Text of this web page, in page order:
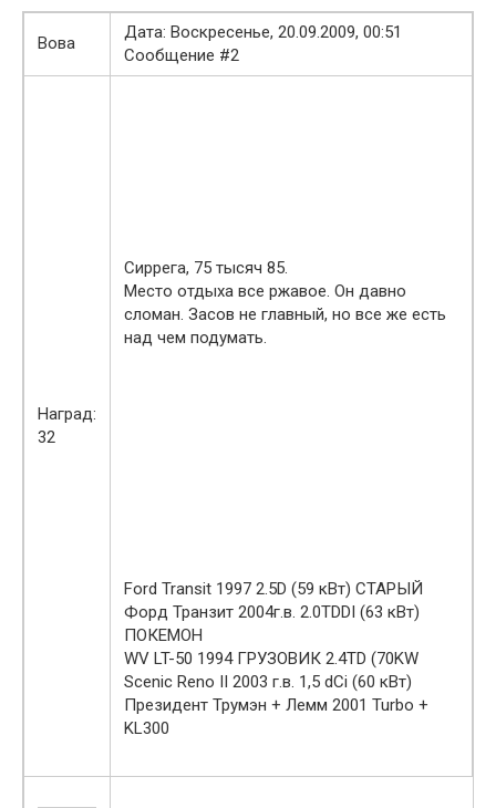
Вова
Дата: Воскресенье, 20.09.2009, 00:51
Сообщение #2
Наград:
32
Сиррега, 75 тысяч 85.
Место отдыха все ржавое. Он давно
сломан. Засов не главный, но все же есть
над чем подумать.
Ford Transit 1997 2.5D (59 кВт) СТАРЫЙ
Форд Транзит 2004г.в. 2.0TDDI (63 кВт)
ПОКЕМОН
WV LT-50 1994 ГРУЗОВИК 2.4TD (70KW
Scenic Reno II 2003 г.в. 1,5 dCi (60 кВт)
Президент Трумэн + Лемм 2001 Turbo +
KL300